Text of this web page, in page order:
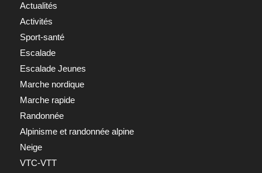
Actualités
Activités
Sport-santé
Escalade
Escalade Jeunes
Marche nordique
Marche rapide
Randonnée
Alpinisme et randonnée alpine
Neige
VTC-VTT